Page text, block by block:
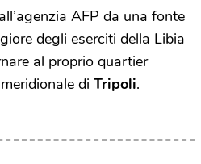
AFP da una fonte
degli eserciti della Libia
al proprio quartier
di Tripoli.